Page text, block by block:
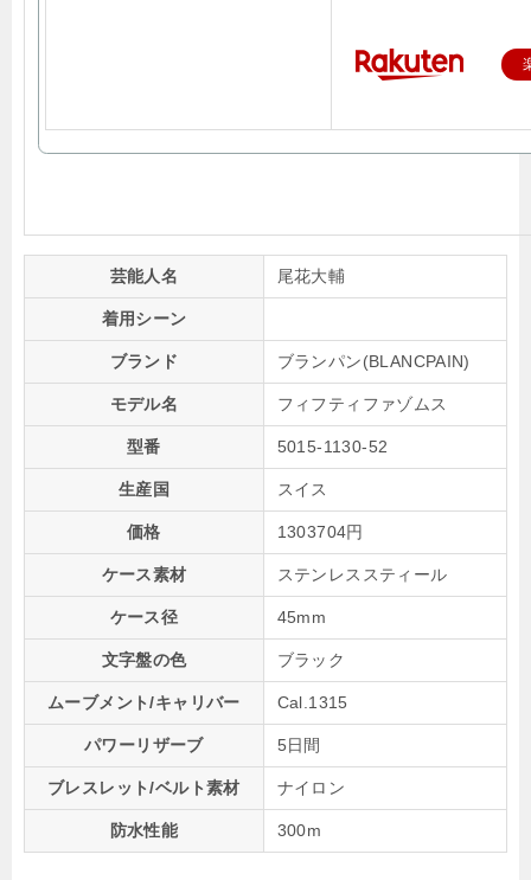
芸能人名 尾花大輔
着用シーン
ブランド ブランパン(BLANCPAIN)
モデル名 フィフティファゾムス
型番 5015-1130-52
生産国 スイス
価格 1303704円
ケース素材 ステンレススティール
ケース径 45mm
文字盤の色 ブラック
ムーブメント/キャリバー Cal.1315
パワーリザーブ 5日間
ブレスレット/ベルト素材 ナイロン
防水性能 300m